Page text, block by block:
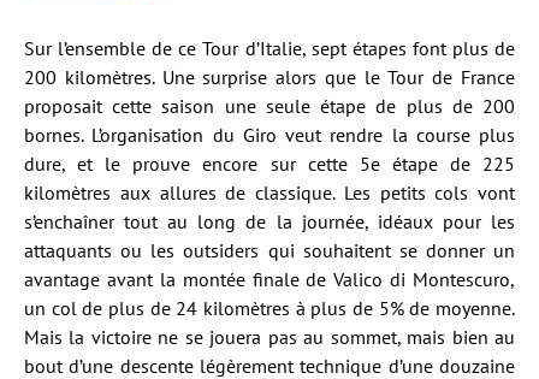
Sur l’ensemble de ce Tour d’Italie, sept étapes font plus de
200 kilomètres. Une surprise alors que le Tour de France
proposait cette saison une seule étape de plus de 200
bornes. L’organisation du Giro veut rendre la course plus
dure, et le prouve encore sur cette 5e étape de 225
kilomètres aux allures de classique. Les petits cols vont
s’enchaîner tout au long de la journée, idéaux pour les
attaquants ou les outsiders qui souhaitent se donner un
avantage avant la montée finale de Valico di Montescuro,
un col de plus de 24 kilomètres à plus de 5% de moyenne.
Mais la victoire ne se jouera pas au sommet, mais bien au
bout d’une descente légèrement technique d’une douzaine